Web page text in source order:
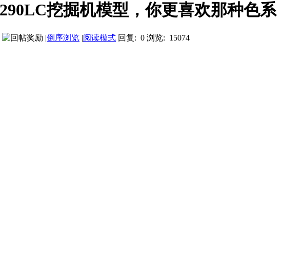
挖掘机模型，你更喜欢那种色系
|倒序浏览 |阅读模式 回复: 0 浏览: 15074